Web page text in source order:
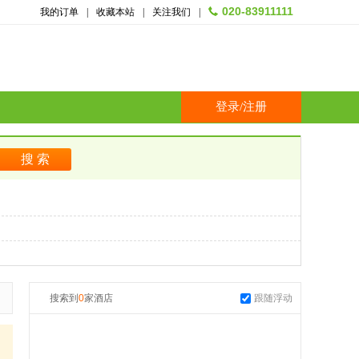
我的订单 收藏本站 关注我们 020-83911111
登录/注册
搜索到 0家酒店 跟随浮动